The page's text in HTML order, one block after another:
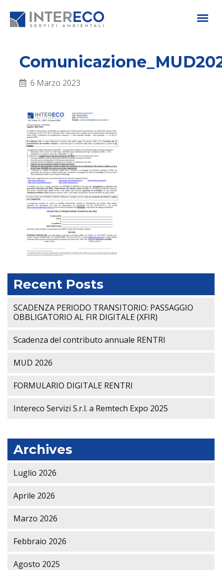
6 Marzo 2023
Recent Posts
SCADENZA PERIODO TRANSITORIO: PASSAGGIO
OBBLIGATORIO AL FIR DIGITALE (XFIR)
Scadenza del contributo annuale RENTRI
MUD 2026
FORMULARIO DIGITALE RENTRI
Intereco Servizi S.r.l. a Remtech Expo 2025
Archives
Luglio 2026
Aprile 2026
Marzo 2026
Febbraio 2026
Agosto 2025